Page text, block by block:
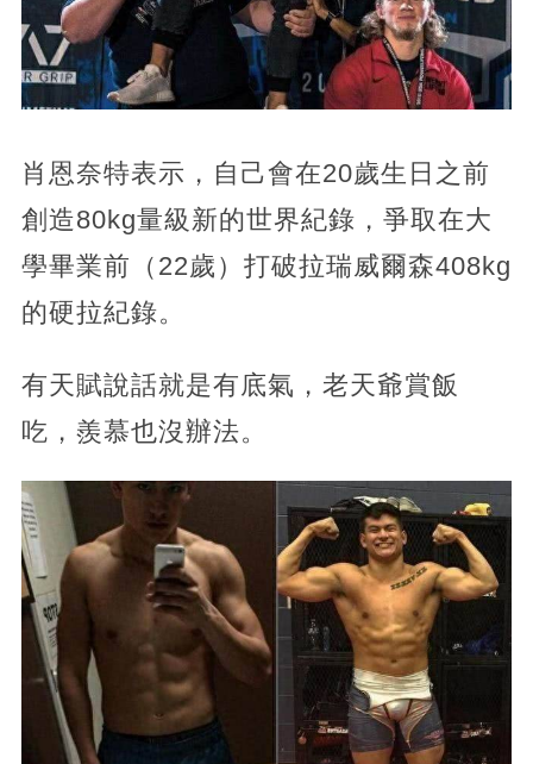
肖恩奈特表示，自己會在20歲生日之前
創造80kg量級新的世界紀錄，爭取在大
學畢業前（22歲）打破拉瑞威爾森408kg
的硬拉紀錄。
有天賦說話就是有底氣，老天爺賞飯
吃，羨慕也沒辦法。